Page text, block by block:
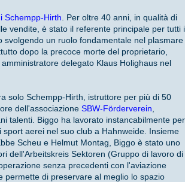
Schempp-Hirth . Per oltre 40 anni, in qualità di
vendite, è stato il referente principale per tutti i
svolgendo un ruolo fondamentale nel plasmare
dopo la precoce morte del proprietario,
delegato Klaus Holighaus nel
solo Schempp-Hirth, istruttore per più di 50
dell'associazioneSBW-Förderverein
talenti. Biggo ha lavorato instancabilmente per
sport aerei nel suo club a Hahnweide. Insieme
Scheu e Helmut Montag, Biggo è stato uno
dell'Arbeitskreis Sektoren (Gruppo di lavoro di
senza precedenti con l'aviazione
permette di preservare al meglio lo spazio